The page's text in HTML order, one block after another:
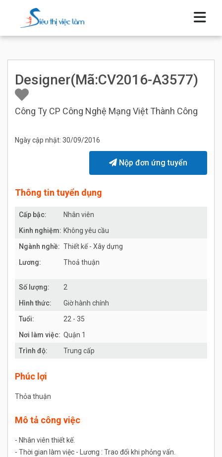
Designer(Mã:CV2016-A3577)
Công Ty CP Công Nghệ Mạng Việt Thành Công
Ngày cập nhật: 30/09/2016
Nộp đơn ứng tuyển
Thông tin tuyển dụng
Cấp bậc:
Nhân viên
Kinh nghiệm: Không yêu cầu
Ngành nghề: Thiết kế - Xây dựng
Lương:
Thoả thuận
Số lượng:
2
Hình thức:
Giờ hành chính
Tuổi:
22 - 35
Nơi làm việc: Quận 1
Trình độ:
Trung cấp
Phúc lợi
Thỏa thuận
Mô tả công việc
- Nhân viên thiết kế.
- Thời gian làm việc - Lương : Trao đổi khi phỏng vấn.